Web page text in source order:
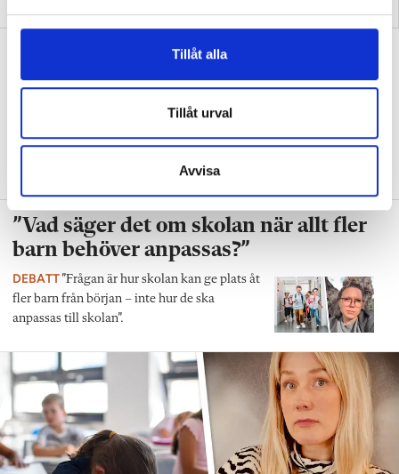
l
Tillåt alla
Tillåt urval
Avvisa
”Vad ska vår tid räcka till på
förskolan?”
”Ska jag som förskollärare duka,
eller ska jag vara närvarande tillsammans
”Vad säger det om skolan när allt fler
barn behöver anpassas?”
DEBATT”Frågan är hur skolan kan ge plats åt
fler barn från början – inte hur de ska
anpassas till skolan”.